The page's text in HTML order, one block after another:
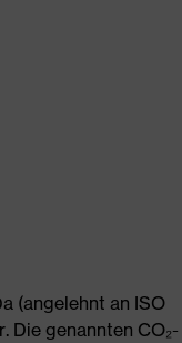
(angelehnt an ISO
Die genannten CO₂-